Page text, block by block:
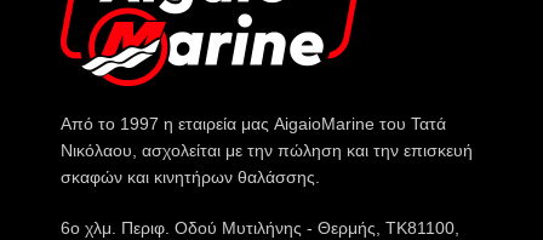
Από το 1997 η εταιρεία μας AigaioMarine του Τατά
Νικόλαου, ασχολείται με την πώληση και την επισκευή
σκαφών και κινητήρων θαλάσσης.
6o χλμ. Περιφ. Οδού Μυτιλήνης - Θερμής, ΤΚ81100,